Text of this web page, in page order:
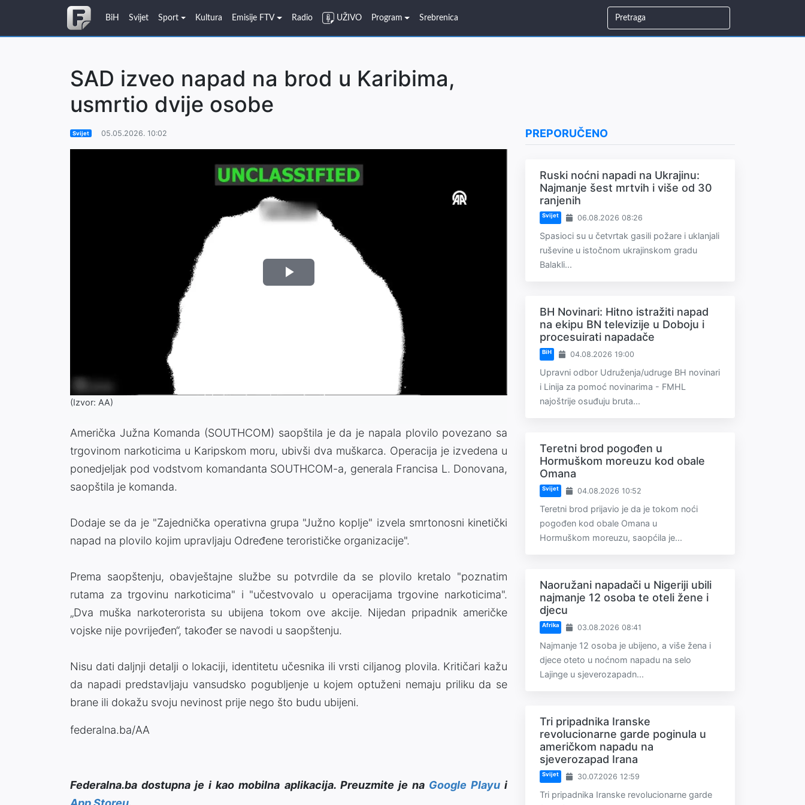
BiH Svijet Sport Kultura Emisije FTV Radio UŽIVO Program Srebrenica
SAD izveo napad na brod u Karibima,
usmrtio dvije osobe
Svijet 05.05.2026. 10:02
Play
(Izvor: AA)
Američka Južna Komanda (SOUTHCOM) saopštila je da je napala plovilo povezano sa
trgovinom narkoticima u Karipskom moru, ubivši dva muškarca. Operacija je izvedena u
ponedjeljak pod vodstvom komandanta SOUTHCOM-a, generala Francisa L. Donovana,
saopštila je komanda.
Dodaje se da je "Zajednička operativna grupa "Južno koplje" izvela smrtonosni kinetički
napad na plovilo kojim upravljaju Određene terorističke organizacije".
Prema saopštenju, obavještajne službe su potvrdile da se plovilo kretalo "poznatim
rutama za trgovinu narkoticima" i "učestvovalo u operacijama trgovine narkoticima".
„Dva muška narkoterorista su ubijena tokom ove akcije. Nijedan pripadnik američke
vojske nije povrijeđen“, također se navodi u saopštenju.
Nisu dati daljnji detalji o lokaciji, identitetu učesnika ili vrsti ciljanog plovila. Kritičari kažu
da napadi predstavljaju vansudsko pogubljenje u kojem optuženi nemaju priliku da se
brane ili dokažu svoju nevinost prije nego što budu ubijeni.
federalna.ba/AA
Federalna.ba dostupna je i kao mobilna aplikacija. Preuzmite je na Google Playui
PREPORUČENO
Ruski noćni napadi na Ukrajinu:
Najmanje šest mrtvih i više od 30
ranjenih
Svijet 06.08.2026 08:26
Spasioci su u četvrtak gasili požare i uklanjali
ruševine u istočnom ukrajinskom gradu
Balakli...
BH Novinari: Hitno istražiti napad
na ekipu BN televizije u Doboju i
procesuirati napadače
BiH 04.08.2026 19:00
Upravni odbor Udruženja/udruge BH novinari
i Linija za pomoć novinarima - FMHL
najoštrije osuđuju bruta...
Teretni brod pogođen u
Hormuškom moreuzu kod obale
Omana
Svijet 04.08.2026 10:52
Teretni brod prijavio je da je tokom noći
pogođen kod obale Omana u
Hormuškom moreuzu, saopćila je...
Naoružani napadači u Nigeriji ubili
najmanje 12 osoba te oteli žene i
djecu
Afrika 03.08.2026 08:41
Najmanje 12 osoba je ubijeno, a više žena i
djece oteto u noćnom napadu na selo
Lajinge u sjeverozapadn...
Tri pripadnika Iranske
revolucionarne garde poginula u
američkom napadu na
sjeverozapad Irana
Svijet 30.07.2026 12:59
Tri pripadnika Iranske revolucionarne garde